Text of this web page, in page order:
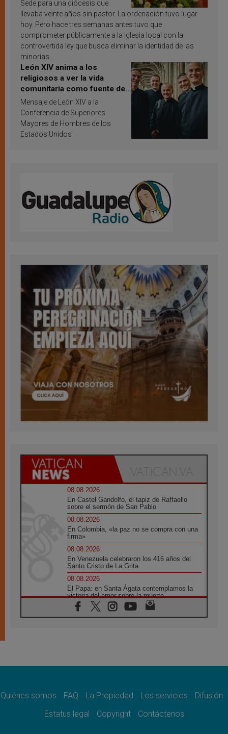
Sede para una diócesis que
llevaba veinte años sin pastor. La ordenación tuvo lugar
hoy. Pero hace tres semanas antes tuvo que
comprometer públicamente a la Iglesia local con la
controvertida ley que busca eliminar la identidad de las
minorías.
León XIV anima a los
religiosos a ver la vida
comunitaria como fuente de
inspiración y santificación
Mensaje de León XIV a la
Conferencia de Superiores
Mayores de Hombres de los
Estados Unidos
08.08.2026
En Castel Gandolfo, el tapiz de Raffaello
sobre el sermón de San Pablo
08.08.2026
En Colombia, «la paz no se compra con una
firma»
08.08.2026
En Venezuela celebraron los 416 años del
Santo Cristo de La Grita
08.08.2026
El Papa: en Santa Ágata contemplamos la
victoria del amor sobre la muerte
08.08.2026
León XIV visitará el Santuario de la Madre
07.08.2026
07.08.2026
el compromiso del cristiano"
Quiénes somos FAQ La Propiedad Los servicios
Difusión
Estatus legal
Copyright Contáctenos